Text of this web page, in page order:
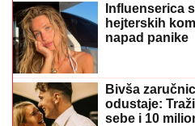
Influenserica
hejterskih
napad panike
Bivša
odustaje:
sebe i 10